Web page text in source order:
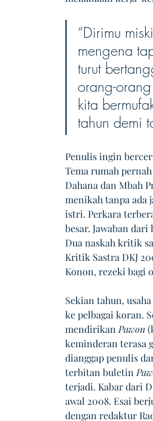
“Dirimu
mengena
turut
orang-orang
kita
tahun demi
Penulis ingin
Tema rumah
Dahana dan Mbah
menikah tanpa
istri. Perkara
besar. Jawaban
Dua naskah kritik
Kritik Sastra DKJ
Konon, rezeki bagi
Sekian tahun,
ke pelbagai koran.
mendirikan Pawon
keminderan terasa
dianggap penulis
terbitan buletin
terjadi. Kabar dari
awal 2008. Esai
dengan redaktur